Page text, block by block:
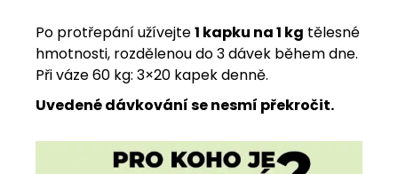
Po protřepání užívejte1 kapku na 1 kg tělesné
hmotnosti, rozdělenou do 3 dávek během dne.
Při váze 60 kg: 3×20 kapek denně.
Uvedené dávkování se nesmí překročit.